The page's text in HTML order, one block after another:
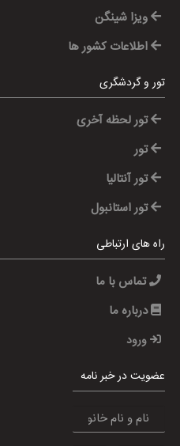
ویزا شینگن
اطلاعات کشور ها
تور و گردشگری
تور لحظه آخری
تور
تور آنتالیا
تور استانبول
راه های ارتباطی
تماس با ما
درباره ما
ورود
عضویت در خبر نامه